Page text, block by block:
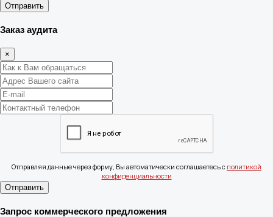
Отправить
Заказ аудита
×
Отправляя данные через форму, Вы автоматически соглашаетесь с политикой
конфиденциальности
Отправить
Запрос коммерческого предложения